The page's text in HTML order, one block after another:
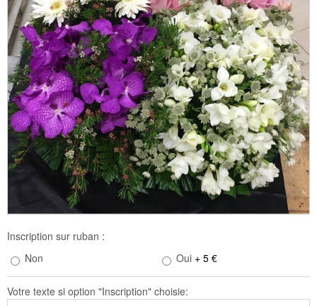
Inscription sur ruban :
Non
Oui + 5 €
Votre texte si option "Inscription" choisie: